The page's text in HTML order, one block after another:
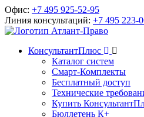
Офис: +7 495 925-52-95
Линия консультаций: +7 495 223-
КонсультантПлюс
Каталог систем
Смарт-Комплекты
Бесплатный доступ
Технические
Купить
Бюллетень К+